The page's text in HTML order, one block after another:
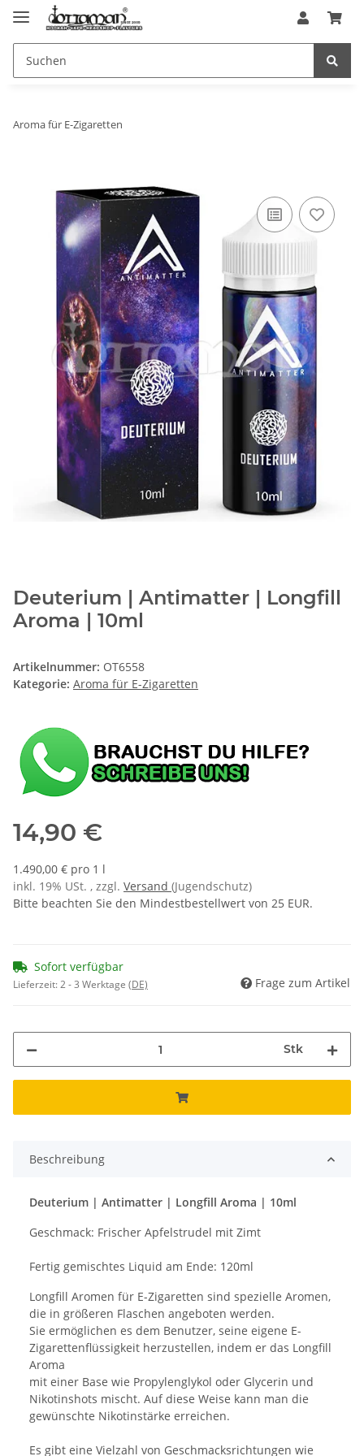
Aroma für E-Zigaretten
Deuterium | Antimatter | Longfill
Aroma | 10ml
Artikelnummer: OT6558
Kategorie: Aroma für E-Zigaretten
14,90 €
1.490,00 € pro 1 l
inkl. 19% USt. , zzgl. Versand (Jugendschutz)
Bitte beachten Sie den Mindestbestellwert von 25 EUR.
Sofort verfügbar
Lieferzeit:2 - 3 Werktage (DE) Frage zum Artikel
Stk
Beschreibung
Deuterium | Antimatter | Longfill Aroma | 10ml
Geschmack: Frischer Apfelstrudel mit Zimt
Fertig gemischtes Liquid am Ende: 120ml
Longfill Aromen für E-Zigaretten sind spezielle Aromen,
die in größeren Flaschen angeboten werden.
Sie ermöglichen es dem Benutzer, seine eigene E-
Zigarettenflüssigkeit herzustellen, indem er das Longfill
Aroma
mit einer Base wie Propylenglykol oder Glycerin und
Nikotinshots mischt. Auf diese Weise kann man die
gewünschte Nikotinstärke erreichen.
Es gibt eine Vielzahl von Geschmacksrichtungen wie